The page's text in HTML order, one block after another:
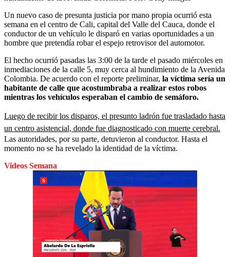
Un nuevo caso de presunta justicia por mano propia ocurrió esta
semana en el centro de Cali, capital del Valle del Cauca, donde el
conductor de un vehículo le disparó en varias oportunidades a un
hombre que pretendía robar el espejo retrovisor del automotor.
El hecho ocurrió pasadas las 3:00 de la tarde el pasado miércoles en
inmediaciones de la calle 5, muy cerca al hundimiento de la Avenida
Colombia. De acuerdo con el reporte preliminar, la víctima sería un
habitante de calle que acostumbraba a realizar estos robos
mientras los vehículos esperaban el cambio de semáforo.
Luego de recibir los disparos, el presunto ladrón fue trasladado hasta
un centro asistencial, donde fue diagnosticado con muerte cerebral.
Las autoridades, por su parte, detuvieron al conductor. Hasta el
momento no se ha revelado la identidad de la víctima.
Videos Semana